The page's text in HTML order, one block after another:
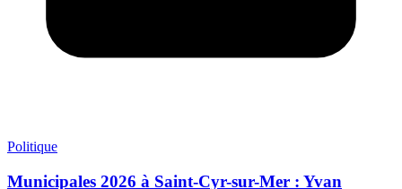
Politique
Municipales 2026 à Saint-Cyr-sur-Mer : Yvan